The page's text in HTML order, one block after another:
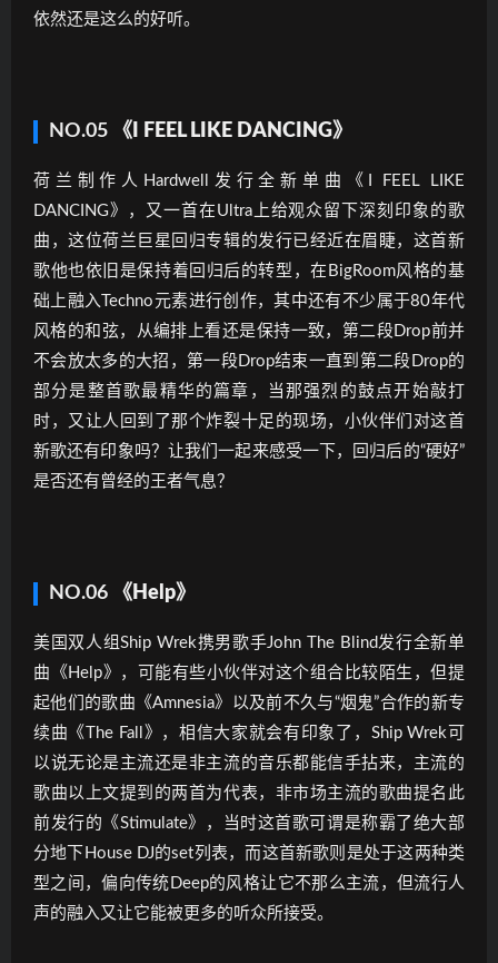
依然还是这么的好听。
NO.05 《I FEEL LIKE DANCING》
荷兰制作人Hardwell发行全新单曲《I FEEL LIKE
DANCING》，又一首在Ultra上给观众留下深刻印象的歌
曲，这位荷兰巨星回归专辑的发行已经近在眉睫，这首新
歌他也依旧是保持着回归后的转型，在BigRoom风格的基
础上融入Techno元素进行创作，其中还有不少属于80年代
风格的和弦，从编排上看还是保持一致，第二段Drop前并
不会放太多的大招，第一段Drop结束一直到第二段Drop的
部分是整首歌最精华的篇章，当那强烈的鼓点开始敲打
时，又让人回到了那个炸裂十足的现场，小伙伴们对这首
新歌还有印象吗？让我们一起来感受一下，回归后的“硬好”
是否还有曾经的王者气息？
NO.06 《Help》
美国双人组Ship Wrek携男歌手John The Blind发行全新单
曲《Help》，可能有些小伙伴对这个组合比较陌生，但提
起他们的歌曲《Amnesia》以及前不久与“烟鬼”合作的新专
续曲《The Fall》，相信大家就会有印象了，Ship Wrek可
以说无论是主流还是非主流的音乐都能信手拈来，主流的
歌曲以上文提到的两首为代表，非市场主流的歌曲提名此
前发行的《Stimulate》，当时这首歌可谓是称霸了绝大部
分地下House DJ的set列表，而这首新歌则是处于这两种类
型之间，偏向传统Deep的风格让它不那么主流，但流行人
声的融入又让它能被更多的听众所接受。